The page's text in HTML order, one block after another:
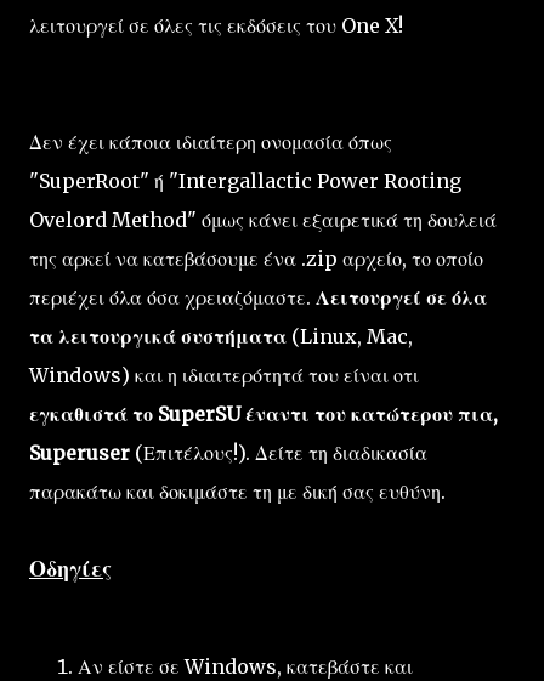
λειτουργεί σε όλες τις εκδόσεις του One X!
Δεν έχει κάποια ιδιαίτερη ονομασία όπως
"SuperRoot" ή "Intergallactic Power Rooting
Ovelord Method" όμως κάνει εξαιρετικά τη δουλειά
της αρκεί να κατεβάσουμε ένα .zip αρχείο, το οποίο
περιέχει όλα όσα χρειαζόμαστε. Λειτουργεί σε όλα
τα λειτουργικά συστήματα (Linux, Mac,
Windows) και η ιδιαιτερότητά του είναι οτι
εγκαθιστά το SuperSU έναντι του κατώτερου πια,
Superuser (Επιτέλους!). Δείτε τη διαδικασία
παρακάτω και δοκιμάστε τη με δική σας ευθύνη.
Οδηγίες
Αν είστε σε Windows, κατεβάστε και